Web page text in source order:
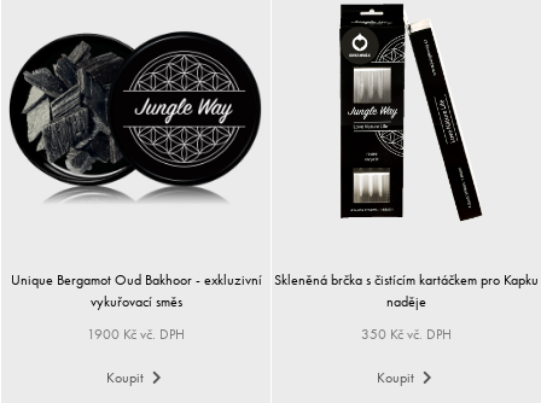
Unique Bergamot Oud Bakhoor - exkluzivní
vykuřovací směs
1900 Kč vč. DPH
Koupit
Skleněná brčka s čistícím kartáčkem pro Kapku
naděje
350 Kč vč. DPH
Koupit